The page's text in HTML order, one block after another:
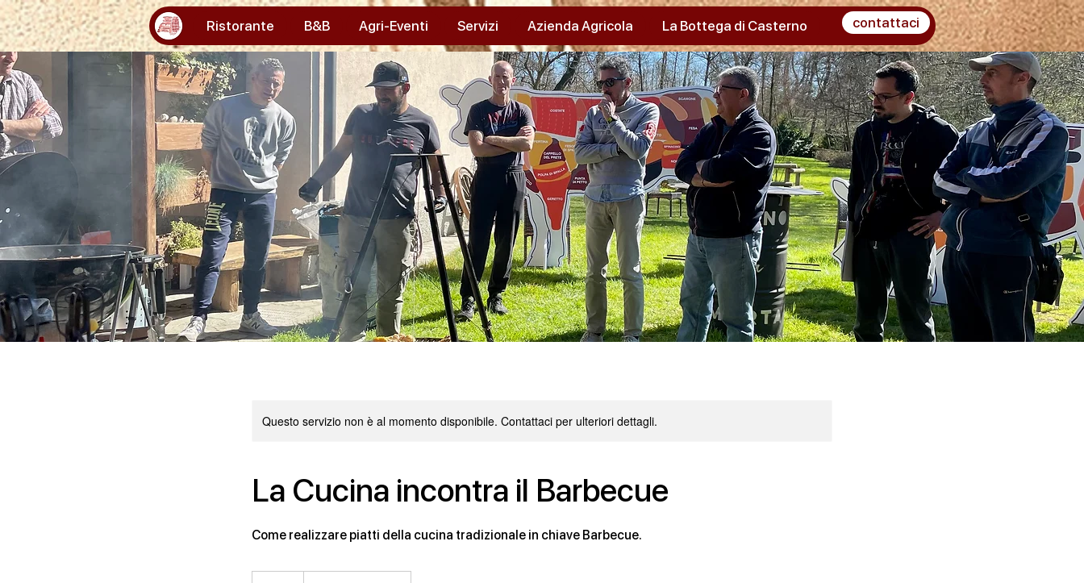
Ristorante B&B Agri-Eventi Servizi Azienda Agricola La Bottega di Casterno contattaci
Questo servizio non è al momento disponibile. Contattaci per ulteriori dettagli.
La Cucina incontra il Barbecue
Come realizzare piatti della cucina tradizionale in chiave Barbecue.